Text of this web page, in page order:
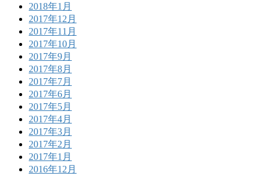
2018年1月
2017年12月
2017年11月
2017年10月
2017年9月
2017年8月
2017年7月
2017年6月
2017年5月
2017年4月
2017年3月
2017年2月
2017年1月
2016年12月